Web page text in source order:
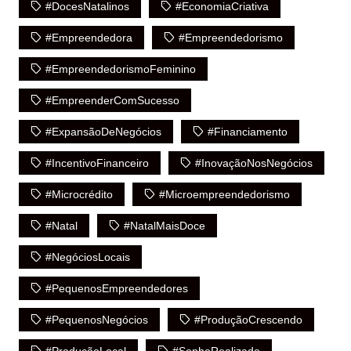
#DocesNatalinos #EconomiaCriativa
#Empreendedora #Empreendedorismo
#EmpreendedorismoFeminino
#EmpreenderComSucesso
#ExpansãoDeNegócios #Financiamento
#IncentivoFinanceiro #InovaçãoNosNegócios
#Microcrédito #Microempreendedorismo
#Natal #NatalMaisDoce
#NegóciosLocais
#PequenosEmpreendedores
#PequenosNegócios #ProduçãoCrescendo